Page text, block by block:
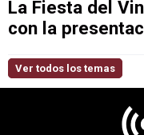
La Fiesta del
con la
Ver todos los temas